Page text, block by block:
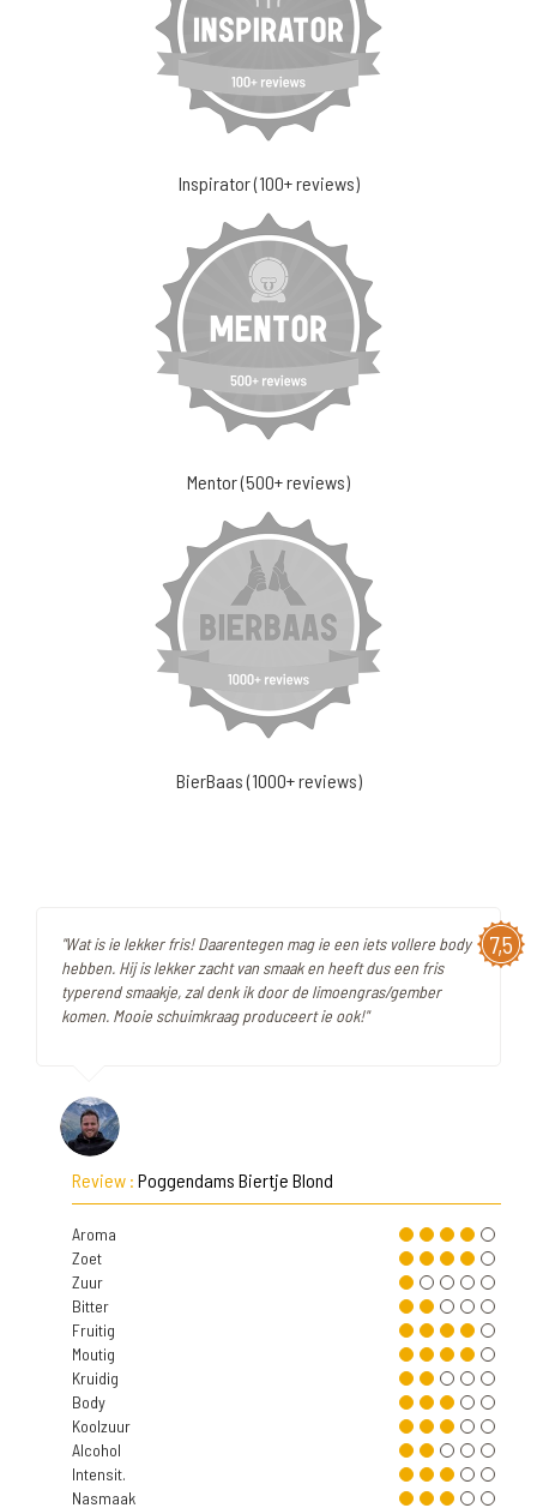
Inspirator (100+ reviews)
Mentor (500+ reviews)
BierBaas (1000+ reviews)
7,5
"Wat is ie lekker fris! Daarentegen mag ie een iets vollere body
hebben. Hij is lekker zacht van smaak en heeft dus een fris
typerend smaakje, zal denk ik door de limoengras/gember
komen. Mooie schuimkraag produceert ie ook!"
Review : Poggendams Biertje Blond
Aroma
Zoet
Zuur
Bitter
Fruitig
Moutig
Kruidig
Body
Koolzuur
Alcohol
Intensit.
Nasmaak